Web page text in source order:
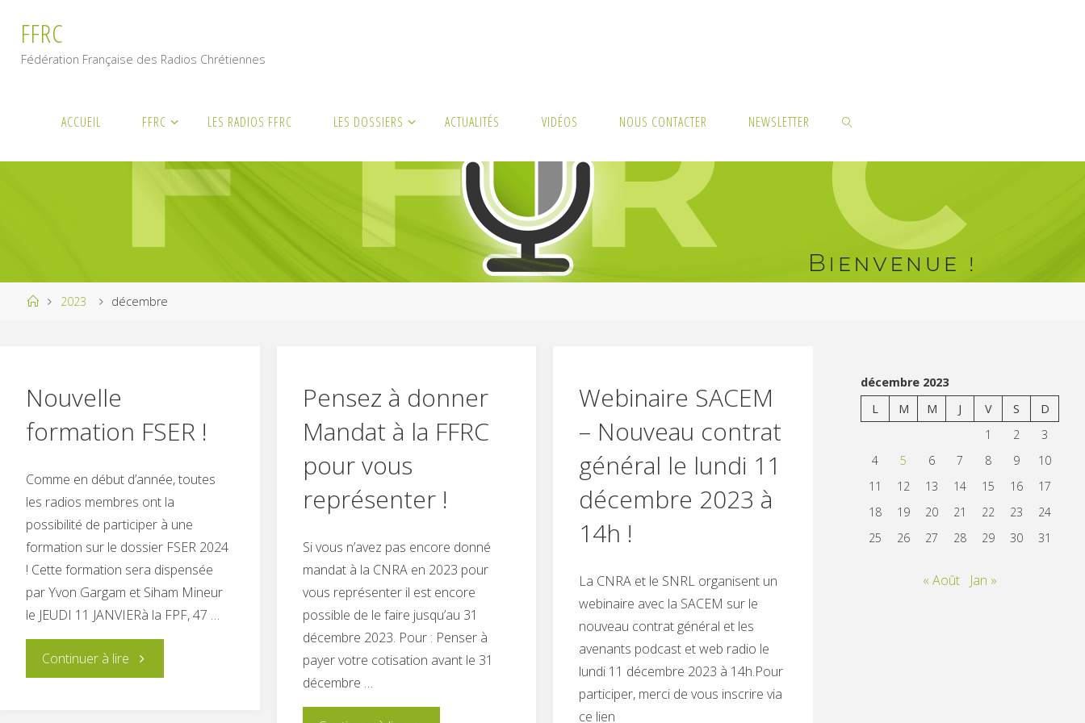
content
FFRC
Fédération Française des Radios Chrétiennes
ACCUEIL FFRC LES RADIOS FFRC LES DOSSIERS ACTUALITÉS VIDÉOS NOUS CONTACTER NEWSLETTER
SEARCH
Home2023 décembre
Nouvelle
formation FSER !
Comme en début d’année, toutes
les radios membres ont la
possibilité de participer à une
formation sur le dossier FSER 2024
! Cette formation sera dispensée
par Yvon Gargam et Siham Mineur
le JEUDI 11 JANVIERà la FPF, 47 …
Continuer à lire"Nouvelle
Pensez à donner
Mandat à la FFRC
pour vous
représenter !
Si vous n’avez pas encore donné
mandat à la CNRA en 2023 pour
vous représenter il est encore
possible de le faire jusqu’au 31
décembre 2023. Pour : Penser à
payer votre cotisation avant le 31
décembre …
Webinaire SACEM
– Nouveau contrat
général le lundi 11
décembre 2023 à
14h !
La CNRA et le SNRL organisent un
webinaire avec la SACEM sur le
nouveau contrat général et les
avenants podcast et web radio le
lundi 11 décembre 2023 à 14h.Pour
participer, merci de vous inscrire via
ce lien
décembre 2023
L
M M J V S
D
1
2
3
4
5 6 7 8 9
10
11
12 13 14 15 16
17
18
19 20 21 22 23
24
25
26 27 28 29 30 31
« Août Jan »